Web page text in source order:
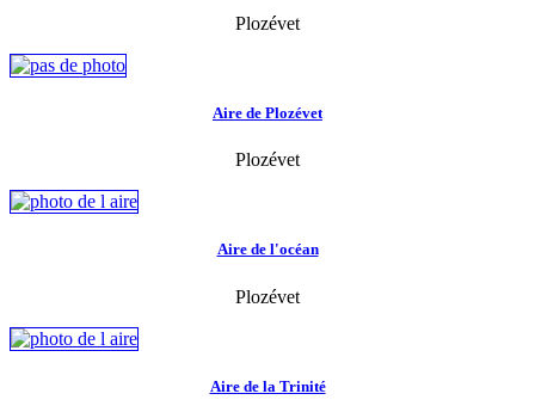
Plozévet
Aire de Plozévet
Plozévet
Aire de l'océan
Plozévet
Aire de la Trinité